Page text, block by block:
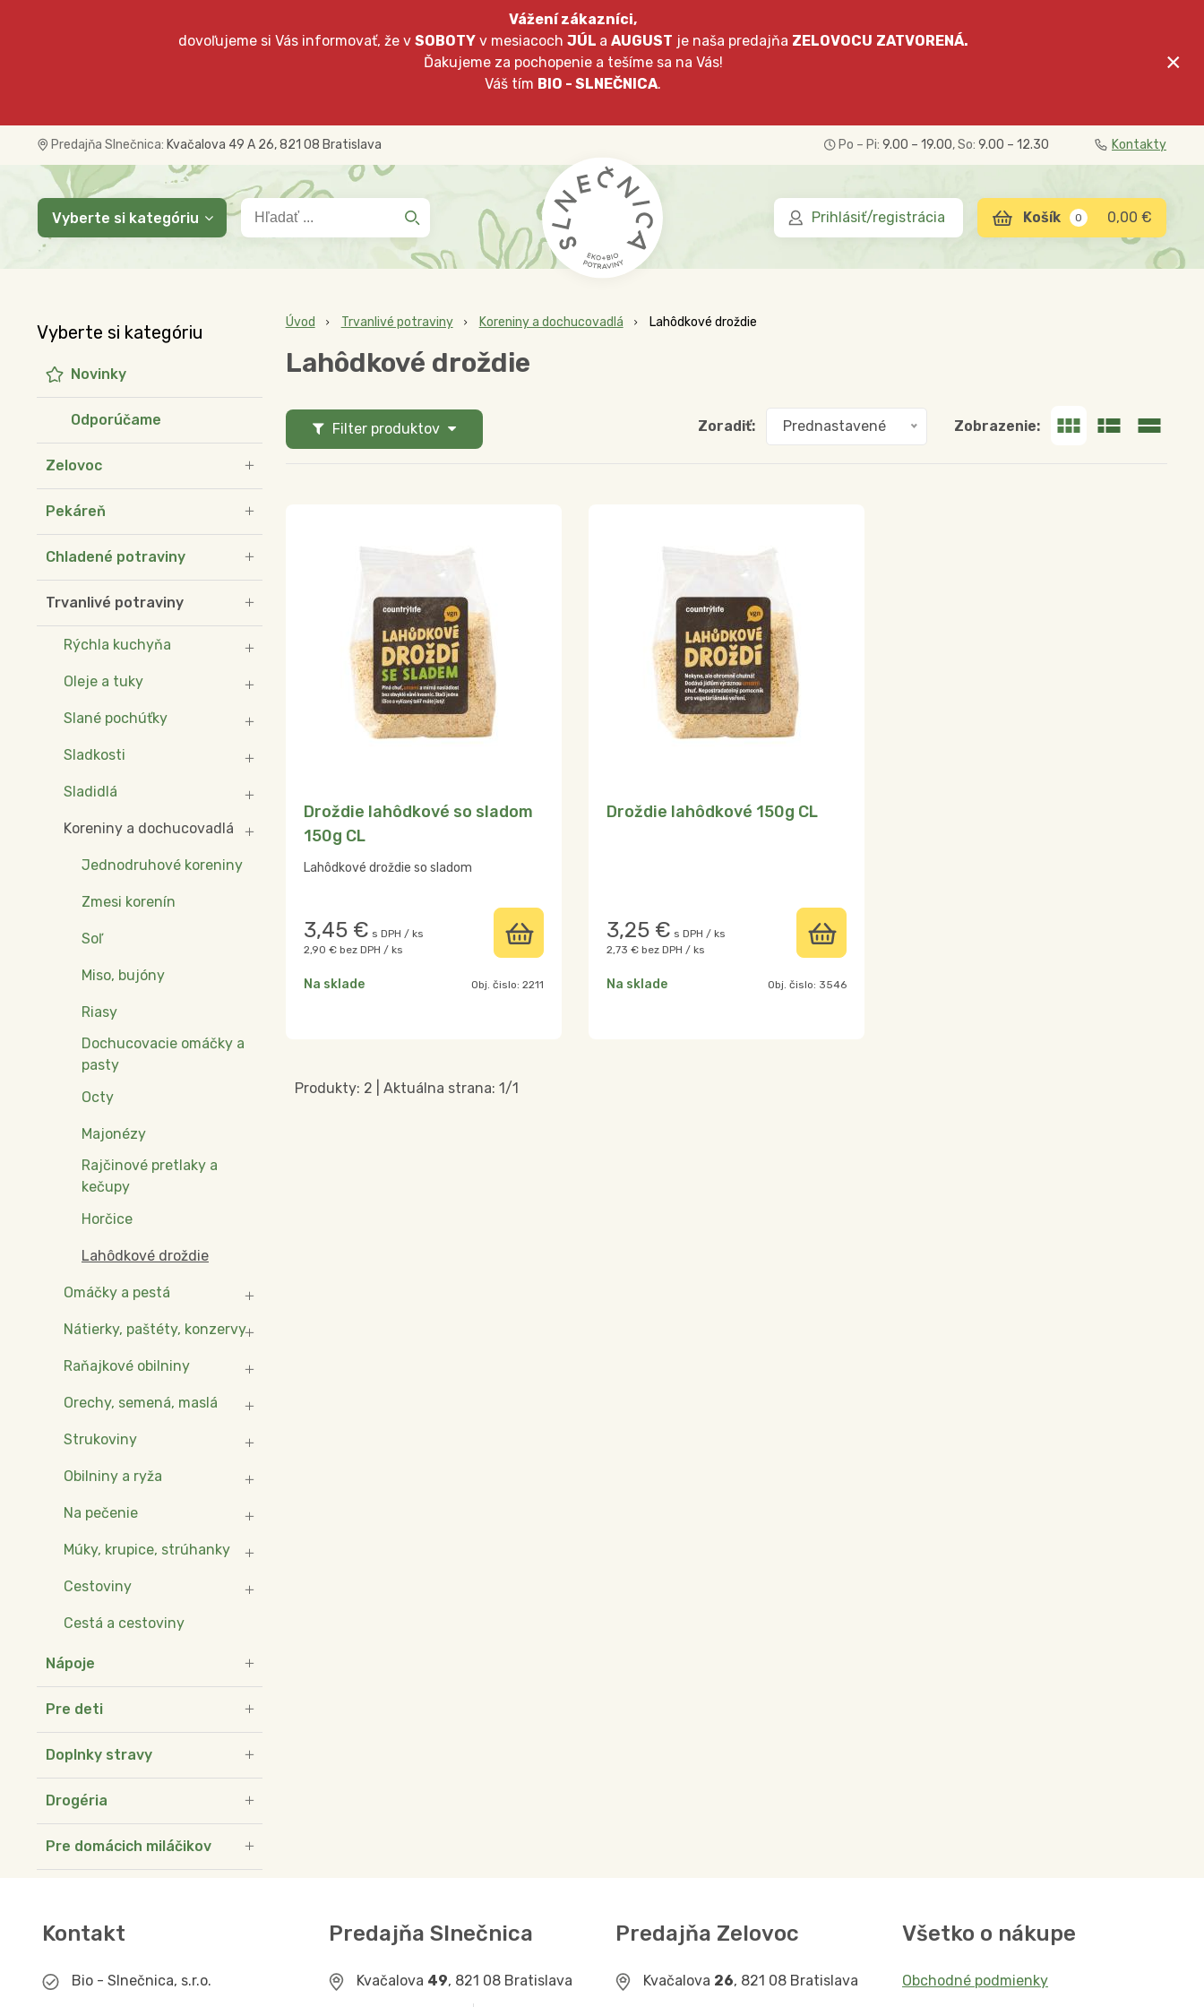
Vážení zákazníci,
dovoľujeme si Vás informovať, že v SOBOTYv mesiacoch JÚL a AUGUST je naša predajňa ZELOVOCU ZATVORENÁ.
Ďakujeme za pochopenie a tešíme sa na Vás!
Váš tím BIO - SLNEČNICA.
×
Predajňa Slnečnica: Kvačalova 49 A 26, 821 08 Bratislava Po – Pi: 9.00 – 19.00, So: 9.00 – 12.30 Kontakty
Prihlásiť/registrácia 0,00 €
0
Úvod Trvanlivé potraviny Koreniny a dochucovadlá Lahôdkové droždie
Lahôdkové droždie
Filter produktov Zobrazenie:
Zoradiť: Prednastavené
Droždie lahôdkové so sladom
150g CL
Lahôdkové droždie so sladom
3,45 € s DPH / ks
2,90 € bez DPH / ks
Na sklade Obj. čislo: 2211
Droždie lahôdkové 150g CL
3,25 € s DPH / ks
2,73 € bez DPH / ks
Na sklade Obj. čislo: 3546
Produkty: 2 | Aktuálna strana: 1/1
Vyberte si kategóriu
Novinky
Odporúčame
Zelovoc
Pekáreň
Chladené potraviny
Trvanlivé potraviny
Rýchla kuchyňa
Oleje a tuky
Slané pochúťky
Sladkosti
Sladidlá
Koreniny a dochucovadlá
Jednodruhové koreniny
Zmesi korenín
Soľ
Miso, bujóny
Riasy
Dochucovacie omáčky a
pasty
Octy
Majonézy
Rajčinové pretlaky a
kečupy
Horčice
Lahôdkové droždie
Omáčky a pestá
Nátierky, paštéty, konzervy
Raňajkové obilniny
Orechy, semená, maslá
Strukoviny
Obilniny a ryža
Na pečenie
Múky, krupice, strúhanky
Cestoviny
Cestá a cestoviny
Nápoje
Pre deti
Doplnky stravy
Drogéria
Pre domácich miláčikov
Vyberte si kategóriu
Kontakt
Bio - Slnečnica, s.r.o.
Predajňa Slnečnica
Kvačalova 49, 821 08 Bratislava
Predajňa Zelovoc
Kvačalova 26, 821 08 Bratislava
Všetko o nákupe
Obchodné podmienky